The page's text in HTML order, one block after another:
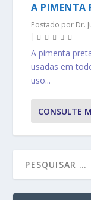
A PIMENTA
Postado por Dr.
|
A pimenta
usadas em
uso...
CONSULTE